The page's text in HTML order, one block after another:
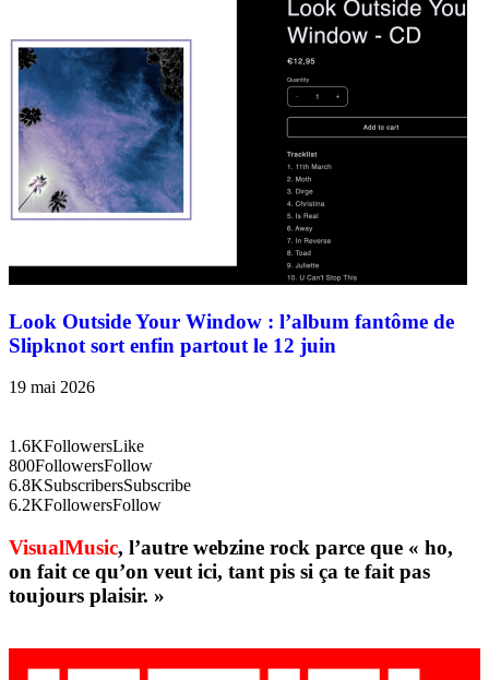
Look Outside Your Window : l’album fantôme de
Slipknot sort enfin partout le 12 juin
19 mai 2026
1.6KFollowersLike
800FollowersFollow
6.8KSubscribersSubscribe
6.2KFollowersFollow
VisualMusic, l’autre webzine rock parce que « ho,
on fait ce qu’on veut ici, tant pis si ça te fait pas
toujours plaisir. »